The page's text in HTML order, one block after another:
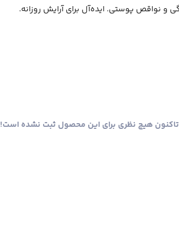
تاکنون هیچ نظری برای این محصول ثبت نشده است!